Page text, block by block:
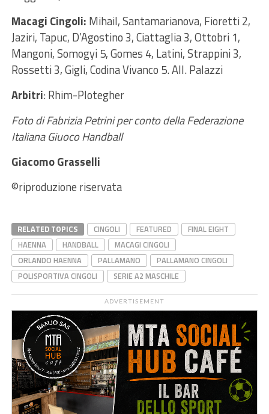
Macagi Cingoli: Mihail, Santamarianova, Fioretti 2,
Jaziri, Tapuc, D’Agostino 3, Ciattaglia 3, Ottobri 1,
Mangoni, Somogyi 5, Gomes 4, Latini, Strappini 3,
Rossetti 3, Gigli, Codina Vivanco 5. All. Palazzi
Arbitri: Rhim-Plotegher
Foto di Fabrizia Petrini per conto della Federazione
Italiana Giuoco Handball
Giacomo Grasselli
©riproduzione riservata
RELATED TOPICS CINGOLI FEATURED
FINAL EIGHT
HAENNA
HANDBALL
MACAGI CINGOLI
ORLANDO HAENNA
PALLAMANO
PALLAMANO CINGOLI
POLISPORTIVA CINGOLI
SERIE A2 MASCHILE
ADVERTISEMENT